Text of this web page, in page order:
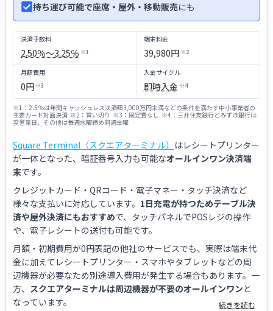
持ち運び可能で座席・屋外・移動販売にも
決済手数料
2.50％〜3.25％ ※1
端末料金
39,980円 ※2
月額費用
0円 ※3
入金サイクル
即時入金 ※4
※1 ： 2.5％は年間キャッシュレス決済額3,000万円未満などの条件を満たす中小事業者の
主要カード対面決済 ※2 ： 買い切り ※3 ： 固定費なし ※4 ： 三井住友銀行とみずほ銀行は
翌営業日、その他は毎週水曜締め同週金曜
Square Terminal（スクエアターミナル） はレシートプリンター
が一体となった、暗証番号入力も可能なオールインワン決済端
末です。
クレジットカード・QRコード・電子マネー・タッチ決済など
様々な支払いに対応しています。 1日充電が持つためテーブル決
済や屋外決済にもおすすめで、タッチパネルでPOSレジの操作
や、電子レシートの送付も可能です。
月額・初期費用が0円表記の他社のサービスでも、実際は端末代
金に加えてレシートプリンター・スマホやタブレットなどの周
辺機器が必要なため別途導入費用が発生する場合もあります。一
方、 スクエアターミナルは周辺機器が不要のオールインワンと
なっています。
続きを読む